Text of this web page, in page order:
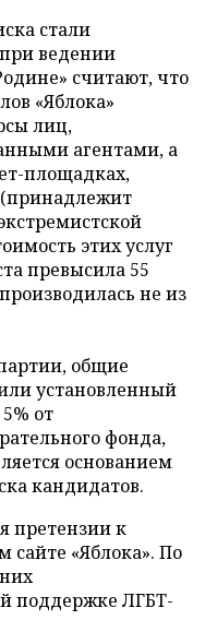
стали
ведении
считают, что
«Яблока»
лиц,
агентами, а
площадках,
этих услуг
превысила 55
не из
общие
установленный
от
фонда,
основанием
кандидатов.
претензии к
«Яблока». По
поддержке ЛГБТ-